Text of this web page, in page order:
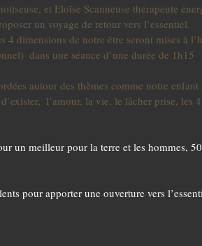
et Eloïse Scanneuse thérapeute
un voyage de retour vers l’essentiel.
4 dimensions de notre être seront mises à
dans une séance d’une durée de 1h15
autour des thèmes comme notre
l’amour, la vie, le lâcher prise, les
un meilleur pour la terre et les hommes,
pour apporter une ouverture vers